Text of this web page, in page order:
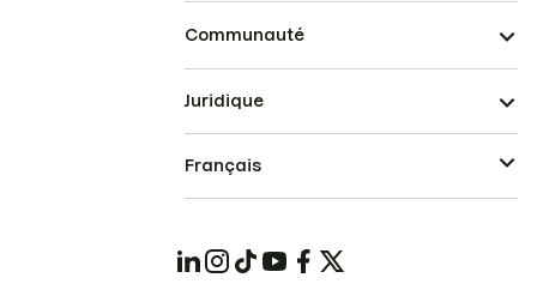
Communauté
Juridique
Français